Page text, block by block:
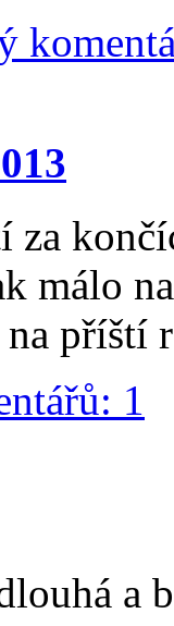
málo
příští
1
a